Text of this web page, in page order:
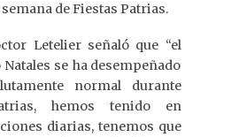
de Fiestas Patrias.
Letelier señaló que “el
se ha desempeñado
normal durante
hemos tenido en
diarias, tenemos que